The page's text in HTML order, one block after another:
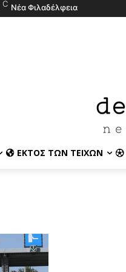
C Νέα Φιλαδέλφεια
ΕΚΤΌΣ ΤΩΝ ΤΕΙΧΏΝ